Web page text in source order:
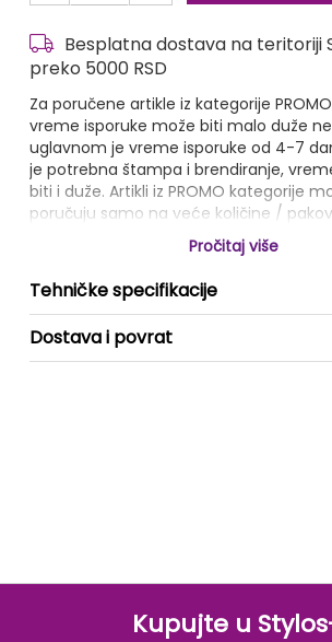
Besplatna dostava na teritoriji
preko 5000 RSD
Za poručene artikle iz kategorije
vreme isporuke može biti malo duže
uglavnom je vreme isporuke od 4-7
je potrebna štampa i brendiranje,
biti i duže. Artikli iz PROMO kategorije
poručuju samo na veće količine /
Pročitaj više
Tehničke specifikacije
Dostava i povrat
Kupujte u